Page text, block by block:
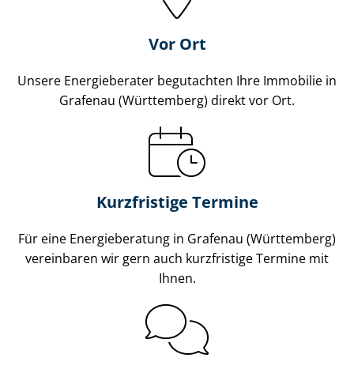
Vor Ort
Unsere Energieberater begutachten Ihre Immobilie in
Grafenau (Württemberg) direkt vor Ort.
Kurzfristige Termine
Für eine Energieberatung in Grafenau (Württemberg)
vereinbaren wir gern auch kurzfristige Termine mit
Ihnen.